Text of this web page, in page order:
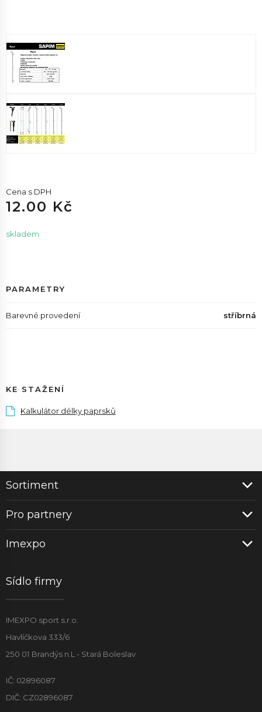
Cena s DPH
12.00 Kč
skladem
PARAMETRY
Barevné provedení stříbrná
KE STAŽENÍ
Kalkulátor délky paprsků
Sortiment
Pro partnery
Imexpo
Sídlo firmy
IMEXPO sport s.r.o.
Havlíčkova 333/6
250 01 Brandýs n.L - Stará Boleslav
IČ: 02896087
DIČ: CZ02896087